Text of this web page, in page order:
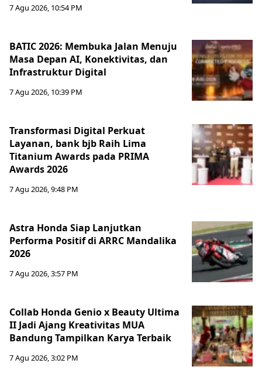
7 Agu 2026, 10:54 PM
BATIC 2026: Membuka Jalan Menuju
Masa Depan AI, Konektivitas, dan
Infrastruktur Digital
7 Agu 2026, 10:39 PM
Transformasi Digital Perkuat
Layanan, bank bjb Raih Lima
Titanium Awards pada PRIMA
Awards 2026
7 Agu 2026, 9:48 PM
Astra Honda Siap Lanjutkan
Performa Positif di ARRC Mandalika
2026
7 Agu 2026, 3:57 PM
Collab Honda Genio x Beauty Ultima
II Jadi Ajang Kreativitas MUA
Bandung Tampilkan Karya Terbaik
7 Agu 2026, 3:02 PM